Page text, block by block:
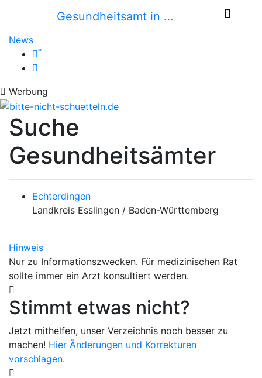
Gesundheitsamt in …
News
*
Werbung
Suche
Gesundheitsämter
Echterdingen
Landkreis Esslingen / Baden-Württemberg
Hinweis
Nur zu Informationszwecken. Für medizinischen Rat
sollte immer ein Arzt konsultiert werden.
Stimmt etwas nicht?
Jetzt mithelfen, unser Verzeichnis noch besser zu
machen! Hier Änderungen und Korrekturen
vorschlagen.